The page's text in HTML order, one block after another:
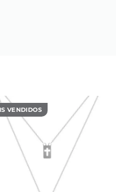
de diâmetro fixas
uma pequena
VENDIDOS